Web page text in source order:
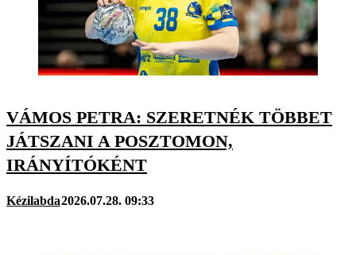
VÁMOS PETRA: SZERETNÉK TÖBBET
JÁTSZANI A POSZTOMON,
IRÁNYÍTÓKÉNT
Kézilabda2026.07.28. 09:33